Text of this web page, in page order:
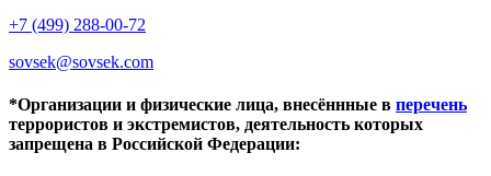
+7 (499) 288-00-72
sovsek@sovsek.com
*Организации и физические лица, внесённные в перечень
террористов и экстремистов, деятельность которых
запрещена в Российской Федерации: